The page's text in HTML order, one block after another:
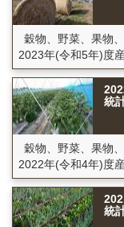
穀物、野菜、果物
2023年(令和5年)度
統
穀物、野菜、果物
2022年(令和4年)度
統